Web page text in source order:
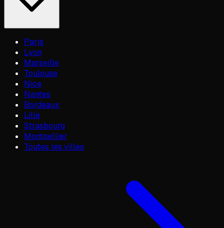
Paris
Lyon
Marseille
Toulouse
Nice
Nantes
Bordeaux
Lille
Strasbourg
Montpellier
Toutes les villes